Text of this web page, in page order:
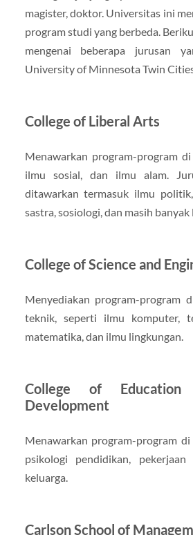
magister, doktor. Universitas ini
program studi yang berbeda.
mengenai beberapa jurusan
University of Minnesota Twin
College of Liberal Arts
Menawarkan program-program
ilmu sosial, dan ilmu alam.
ditawarkan termasuk ilmu
sastra, sosiologi, dan masih banyak
College of Science and
Menyediakan program-program
teknik, seperti ilmu komputer,
matematika, dan ilmu lingkungan.
College of
Development
Menawarkan program-program
psikologi pendidikan,
keluarga.
Carlson School of